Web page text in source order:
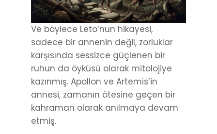
Ve böylece Leto’nun hikayesi,
sadece bir annenin değil, zorluklar
karşısında sessizce güçlenen bir
ruhun da öyküsü olarak mitolojiye
kazınmış. Apollon ve Artemis’in
annesi, zamanın ötesine geçen bir
kahraman olarak anılmaya devam
etmiş.